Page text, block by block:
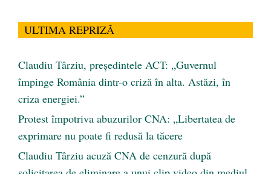
ULTIMA REPRIZĂ
Claudiu Târziu, președintele ACT: „Guvernul
împinge România dintr-o criză în alta. Astăzi, în
criza energiei.”
Protest împotriva abuzurilor CNA: „Libertatea de
exprimare nu poate fi redusă la tăcere
Claudiu Târziu acuză CNA de cenzură după